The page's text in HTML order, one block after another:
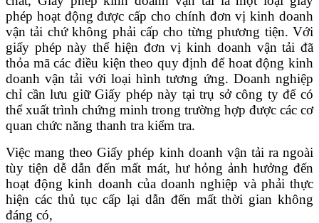
phép hoạt động được cấp cho chính đơn vị kinh doanh
vận tải chứ không phải cấp cho từng phương tiện. Với
giấy phép này thể hiện đơn vị kinh doanh vận tải đã
thỏa mã các điều kiện theo quy định để hoat động kinh
doanh vận tải với loại hình tương ứng. Doanh nghiệp
chỉ cần lưu giữ Giấy phép này tại trụ sở công ty để có
thể xuất trình chứng minh trong trường hợp được các cơ
quan chức năng thanh tra kiểm tra.
Việc mang theo Giấy phép kinh doanh vận tải ra ngoài
tùy tiện dễ dẫn đến mất mát, hư hỏng ảnh hưởng đến
hoạt động kinh doanh của doanh nghiệp và phải thực
hiện các thủ tục cấp lại dẫn đến mất thời gian không
đáng có,